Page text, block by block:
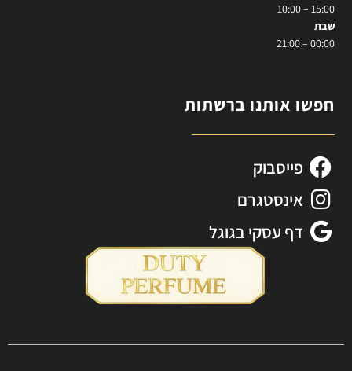
15:00 – 10:00
שבת
00:00 – 21:00
חפשו אותנו ברשתות
פייסבוק
אינסטגרם
דף עסקי בגוגל